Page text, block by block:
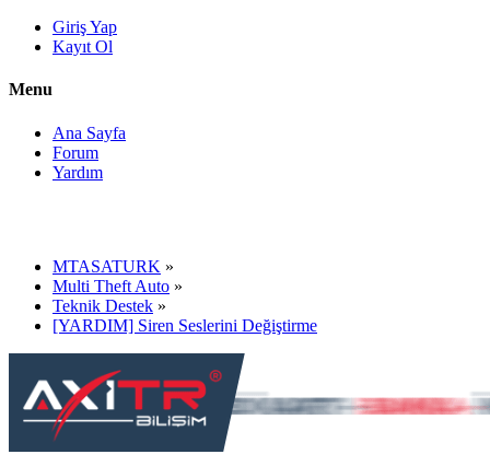
Giriş Yap
Kayıt Ol
Menu
Ana Sayfa
Forum
Yardım
MTASATURK »
Multi Theft Auto »
Teknik Destek »
[YARDIM] Siren Seslerini Değiştirme